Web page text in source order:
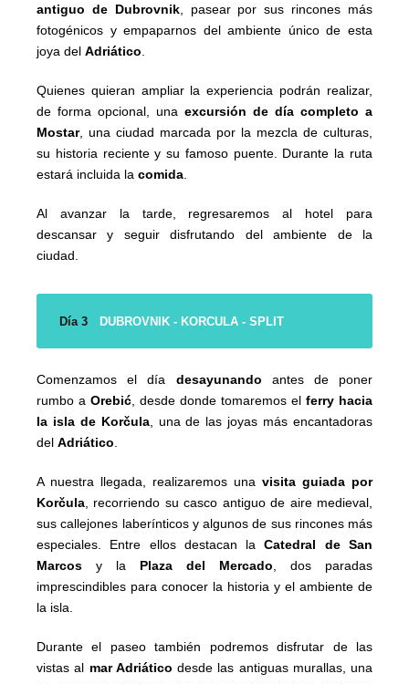
antiguo de Dubrovnik, pasear por sus rincones más
fotogénicos y empaparnos del ambiente único de esta
joya del Adriático
Quienes quieran ampliar la experiencia podrán realizar,
de forma opcional, una excursión de día completo a
Mostar, una ciudad marcada por la mezcla de culturas,
su historia reciente y su famoso puente. Durante la ruta
estará incluida la comida
Al avanzar la tarde, regresaremos al hotel para
descansar y seguir disfrutando del ambiente de la
ciudad.
Día 3 DUBROVNIK - KORCULA - SPLIT
Comenzamos el día desayunando antes de poner
rumbo a Orebić , desde donde tomaremos el ferry hacia
la isla de Korčula, una de las joyas más encantadoras
del Adriático
A nuestra llegada, realizaremos una visita guiada por
Korčula , recorriendo su casco antiguo de aire medieval,
sus callejones laberínticos y algunos de sus rincones más
especiales. Entre ellos destacan laCatedral de San
Marcos y la Plaza del Mercado , dos paradas
imprescindibles para conocer la historia y el ambiente de
la isla.
Durante el paseo también podremos disfrutar de las
vistas al mar Adriático desde las antiguas murallas, una